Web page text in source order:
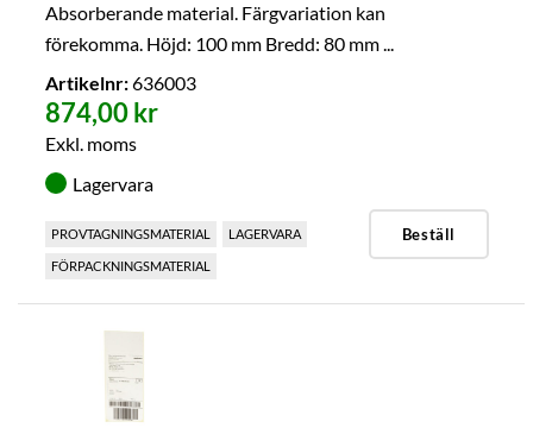
Absorberande material. Färgvariation kan
förekomma. Höjd: 100 mm Bredd: 80 mm ...
Artikelnr:636003
874,00 kr
Exkl. moms
Lagervara
PROVTAGNINGSMATERIAL LAGERVARA
FÖRPACKNINGSMATERIAL
Beställ